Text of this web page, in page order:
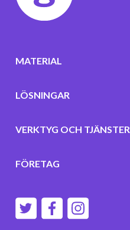
MATERIAL
LÖSNINGAR
VERKTYG OCH TJÄNSTER
FÖRETAG